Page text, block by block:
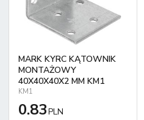
MARK KYRC KĄTOWNIK
MONTAŻOWY
40X40X40X2 MM KM1
KM1
0.83PLN